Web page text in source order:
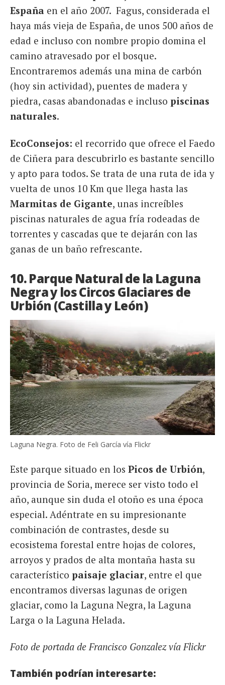
España en el año 2007. Fagus, considerada el
haya más vieja de España, de unos 500 años de
edad e incluso con nombre propio domina el
camino atravesado por el bosque.
Encontraremos además una mina de carbón
(hoy sin actividad), puentes de madera y
piedra, casas abandonadas e incluso piscinas
naturales.
EcoConsejos: el recorrido que ofrece el Faedo
de Ciñera para descubrirlo es bastante sencillo
y apto para todos. Se trata de una ruta de ida y
vuelta de unos 10 Km que llega hasta las
Marmitas de Gigante, unas increíbles
piscinas naturales de agua fría rodeadas de
torrentes y cascadas que te dejarán con las
ganas de un baño refrescante.
10. Parque Natural de la Laguna
Negra y los Circos Glaciares de
Urbión (Castilla y León)
Laguna Negra. Foto de Feli García vía Flickr
Este parque situado en los Picos de Urbión,
provincia de Soria, merece ser visto todo el
año, aunque sin duda el otoño es una época
especial. Adéntrate en su impresionante
combinación de contrastes, desde su
ecosistema forestal entre hojas de colores,
arroyos y prados de alta montaña hasta su
característico paisaje glaciar, entre el que
encontramos diversas lagunas de origen
glaciar, como la Laguna Negra, la Laguna
Larga o la Laguna Helada.
Foto de portada de Francisco Gonzalez vía Flickr
También podrían interesarte: